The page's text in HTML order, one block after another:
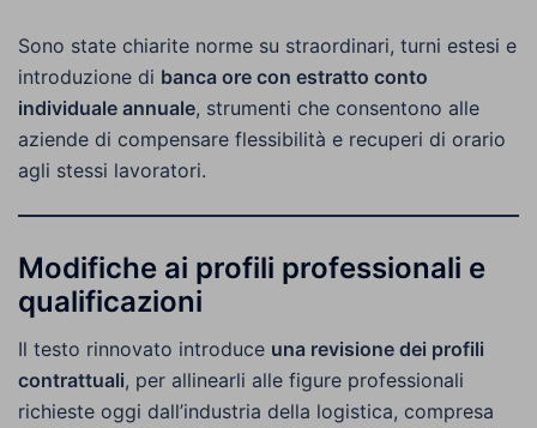
Sono state chiarite norme su straordinari, turni estesi e
introduzione di banca ore con estratto conto
individuale annuale, strumenti che consentono alle
aziende di compensare flessibilità e recuperi di orario
agli stessi lavoratori.
Modifiche ai profili professionali e
qualificazioni
Il testo rinnovato introduce una revisione dei profili
contrattuali, per allinearli alle figure professionali
richieste oggi dall’industria della logistica, compresa